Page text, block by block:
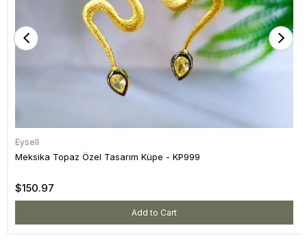
Eysell
Meksika Topaz Özel Tasarım Küpe - KP999
$150.97
Add to Cart